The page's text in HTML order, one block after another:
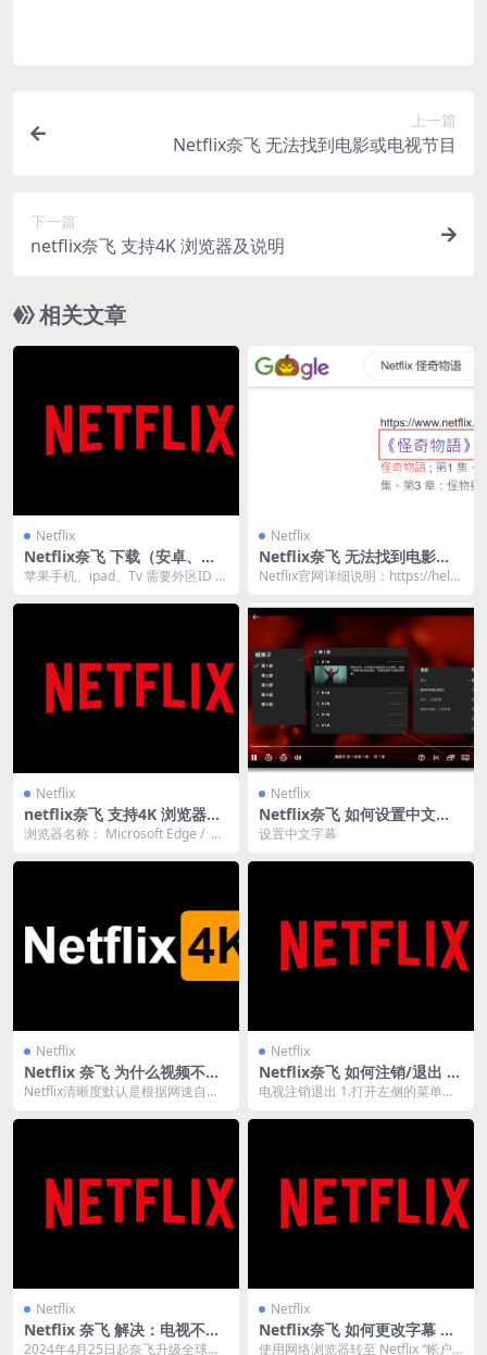
上一篇
Netflix奈飞 无法找到电影或电视节目
下一篇
netflix奈飞 支持4K 浏览器及说明
相关文章
Netflix
Netflix奈飞 下载（安卓、苹
果设备、PC）及官方网站地址
苹果手机、ipad、Tv 需要外区ID A
Netflix
Netflix奈飞 无法找到电影或
电视节目
Netflix官网详细说明：https://help.
Netflix
netflix奈飞 支持4K 浏览器及
说明
浏览器名称： Microsoft Edge / Mi
Netflix
Netflix奈飞 如何设置中文字
幕
设置中文字幕
Netflix
Netflix 奈飞 为什么视频不清
晰，如何开启4k
Netflix清晰度默认是根据网速自动
楚，观看一会...
Netflix
Netflix奈飞 如何注销/退出 更
换账号
电视注销退出 1.打开左侧的菜单。
“获取帮助”...
Netflix
Netflix 奈飞 解决：电视不属
于 Netflix 同户设备
2024年4月25日起奈飞升级全球风
Netflix
Netflix奈飞 如何更改字幕 调
整大小？
使用网络浏览器转至 Netflix “帐户”